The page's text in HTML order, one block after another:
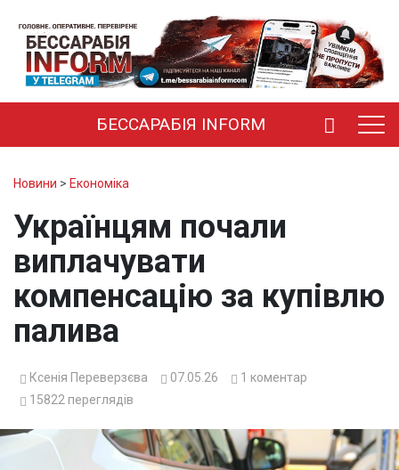
БЕССАРАБІЯ INFORM
Новини > Економіка
Українцям почали
виплачувати
компенсацію за купівлю
палива
Ксенія Переверзєва 07.05.26 1 коментар
15822 переглядів